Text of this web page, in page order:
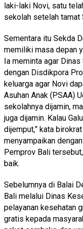
laki-laki Novi, satu
sekolah setelah tamat
Sementara itu Sekda
memiliki masa depan
Ia meminta agar
dengan Disdikpora
keluarga agar Novi
Asuhan Anak (PSAA)
sekolahnya dijamin,
juga dijamin. Kalau
dijemput,” kata
menyampaikan
Pemprov Bali
baik.
Sebelumnya di Balai
Bali melalui Dinas
pelayanan kesehatan
gratis kepada